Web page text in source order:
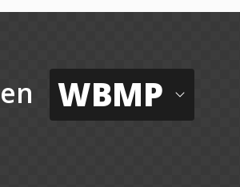
en WBMP